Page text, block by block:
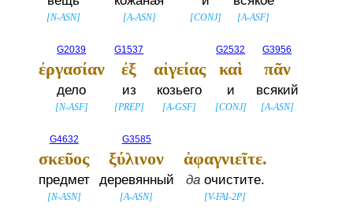
[N-ASN] [A-ASN] [CONJ] [A-ASF]
G2039
ἐργασίαν
дело
[N-ASF]
G1537
ἐξ
из
[PREP]
αἰγείας
козьего
[A-GSF]
G2532
καὶ
и
[CONJ]
G3956
πᾶν
всякий
[A-ASN]
G4632
σκεῦος
предмет
[N-ASN]
G3585
ξύλινον
деревянный
[A-ASN]
ἀφαγνιεῖτε.
даочистите.
[V-FAI-2P]